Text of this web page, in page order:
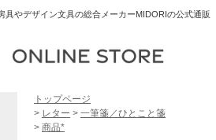
具やデザイン文具の総合メーカーMIDORIの公式通販
トップページ
> レター > 一筆箋／ひとこと箋
> 商品*